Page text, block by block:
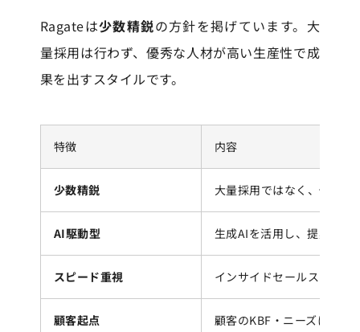
Ragateは少数精鋭の方針を掲げています。大
量採用は行わず、優秀な人材が高い生産性で成
果を出すスタイルです。
特徴 内容
少数精鋭 大量採用ではなく、優秀
AI駆動型 生成AIを活用し、提案品質
スピード重視 インサイドセールスから
顧客起点 顧客のKBF・ニーズに徹底